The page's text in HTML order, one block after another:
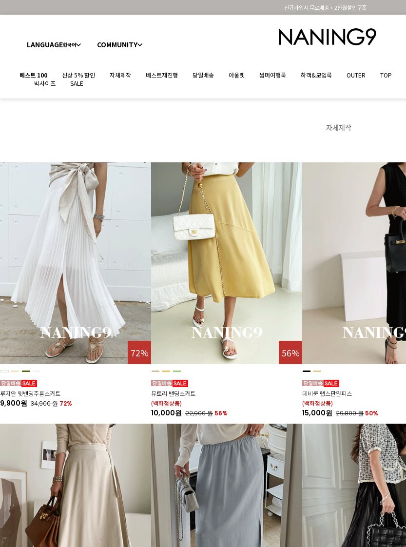
휴면 해제시 무료배송쿠폰
LANGUAGE한국어 COMMUNITY
베스트 100 신상 5% 할인 자체제작 베스트재진행 당일배송 아울렛 썸머여행룩 하객&모임룩 OUTER TOP
빅사이즈
SALE
자체제작
72%
루지얀 뒷밴딩주름스커트
9,900원 34,900원 72%
56%
뮤토리 밴딩스커트
(백화점상품)
10,000원 22,900원 56%
데비쿤 랩스판원피스
(백화점상품)
15,000원 29,800원 50%